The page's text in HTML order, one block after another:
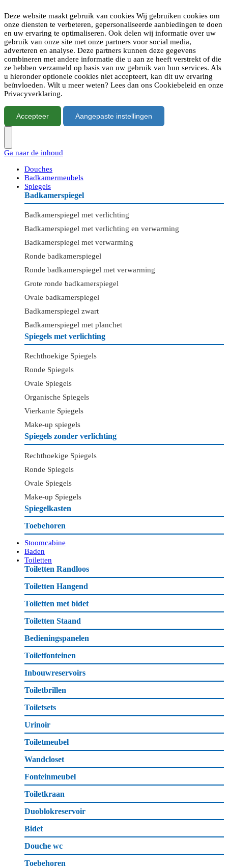
Deze website maakt gebruik van cookies Wij gebruiken cookies om
onze diensten te verbeteren, gepersonaliseerde aanbiedingen te doen
en uw ervaring te optimaliseren. Ook delen wij informatie over uw
gebruik van onze site met onze partners voor social media,
adverteren en analyse. Deze partners kunnen deze gegevens
combineren met andere informatie die u aan ze heeft verstrekt of die
ze hebben verzameld op basis van uw gebruik van hun services. Als
u hieronder optionele cookies niet accepteert, kan dit uw ervaring
beïnvloeden. Wilt u meer weten? Lees dan ons Cookiebeleid en onze
Privacyverklaring.
Accepteer Aangepaste instellingen
Ga naar de inhoud
Douches
Badkamermeubels
Spiegels
Badkamerspiegel
Badkamerspiegel met verlichting
Badkamerspiegel met verlichting en verwarming
Badkamerspiegel met verwarming
Ronde badkamerspiegel
Ronde badkamerspiegel met verwarming
Grote ronde badkamerspiegel
Ovale badkamerspiegel
Badkamerspiegel zwart
Badkamerspiegel met planchet
Spiegels met verlichting
Rechthoekige Spiegels
Ronde Spiegels
Ovale Spiegels
Organische Spiegels
Vierkante Spiegels
Make-up spiegels
Spiegels zonder verlichting
Rechthoekige Spiegels
Ronde Spiegels
Ovale Spiegels
Make-up Spiegels
Spiegelkasten
Toebehoren
Stoomcabine
Baden
Toiletten
Toiletten Randloos
Toiletten Hangend
Toiletten met bidet
Toiletten Staand
Bedieningspanelen
Toiletfonteinen
Inbouwreservoirs
Toiletbrillen
Toiletsets
Urinoir
Toiletmeubel
Wandcloset
Fonteinmeubel
Toiletkraan
Duoblokreservoir
Bidet
Douche wc
Toebehoren